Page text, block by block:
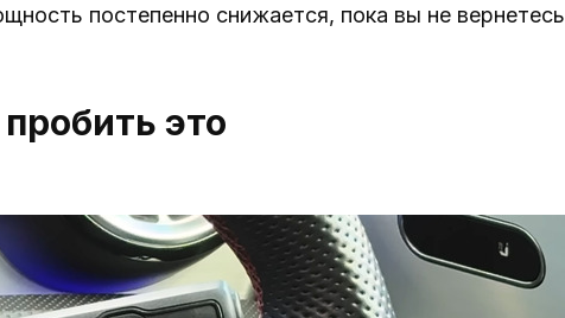
постепенно снижается, пока вы не вернетесь
это